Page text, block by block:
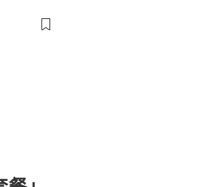
ne